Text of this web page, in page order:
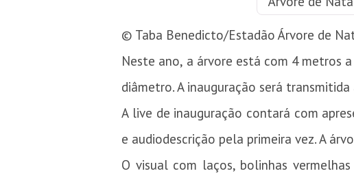
© Taba Benedicto/Estadão Árvore de
Neste ano, a árvore está com 4 metros
diâmetro. A inauguração será
A live de inauguração contará com
e audiodescrição pela primeira vez. A
O visual com laços, bolinhas